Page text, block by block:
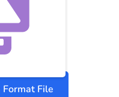
Format File